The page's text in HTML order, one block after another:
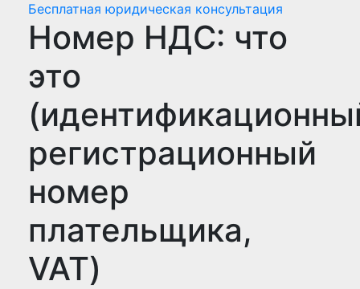
Бесплатная юридическая консультация
Номер НДС: что
это
регистрационный
номер
плательщика,
VAT)